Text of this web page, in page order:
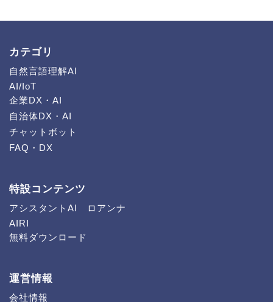
カテゴリ
自然言語理解AI
AI/IoT
企業DX・AI
自治体DX・AI
チャットボット
FAQ・DX
特設コンテンツ
アシスタントAI ロアンナ
AIRI
無料ダウンロード
運営情報
会社情報